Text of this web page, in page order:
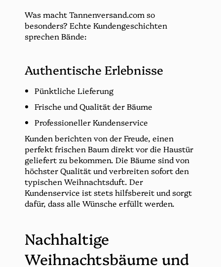
Was macht Tannenversand.com so
besonders? Echte Kundengeschichten
sprechen Bände:
Authentische Erlebnisse
Pünktliche Lieferung
Frische und Qualität der Bäume
Professioneller Kundenservice
Kunden berichten von der Freude, einen
perfekt frischen Baum direkt vor die Haustür
geliefert zu bekommen. Die Bäume sind von
höchster Qualität und verbreiten sofort den
typischen Weihnachtsduft. Der
Kundenservice ist stets hilfsbereit und sorgt
dafür, dass alle Wünsche erfüllt werden.
Nachhaltige
Weihnachtsbäume und